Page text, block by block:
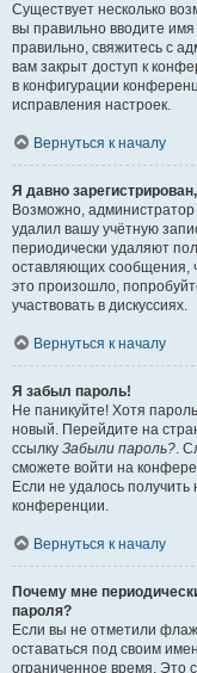
Существует несколько
вы правильно вводите
правильно, свяжитесь с
вам закрыт доступ к
в конфигурации
исправления настроек.
Вернуться к началу
Я давно
Возможно, администратор
удалил вашу учётную
периодически удаляют
оставляющих сообщения,
это произошло,
участвовать в дискуссиях.
Вернуться к началу
Я забыл пароль!
Не паникуйте! Хотя
новый. Перейдите на
ссылку Забыли пароль?.
сможете войти на
Если не удалось
конференции.
Вернуться к началу
Почему мне
пароля?
Если вы не отметили
оставаться под своим
ограниченное время. Это